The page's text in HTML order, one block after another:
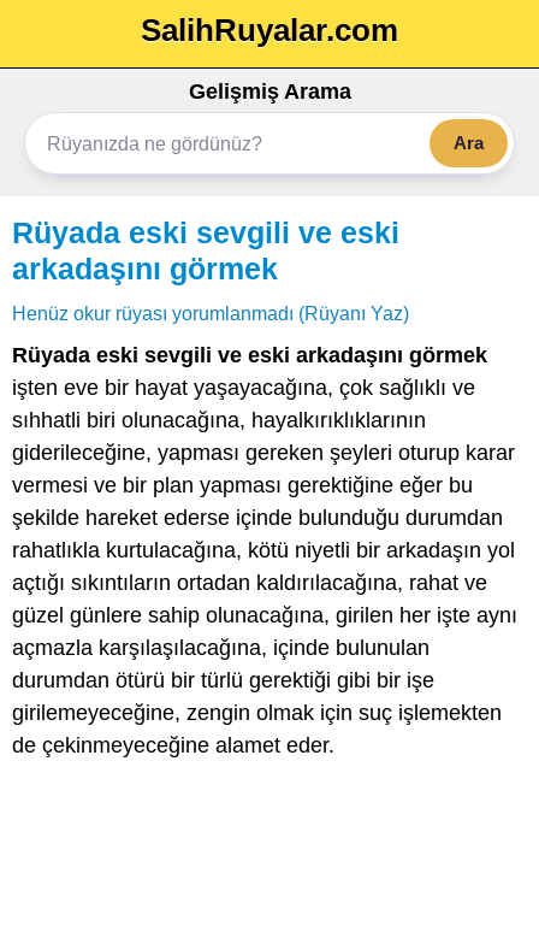
SalihRuyalar.com
Gelişmiş Arama
Ara
Rüyada eski sevgili ve eski
arkadaşını görmek
Henüz okur rüyası yorumlanmadı (Rüyanı Yaz)
Rüyada eski sevgili ve eski arkadaşını görmek
işten eve bir hayat yaşayacağına, çok sağlıklı ve
sıhhatli biri olunacağına, hayalkırıklıklarının
giderileceğine, yapması gereken şeyleri oturup karar
vermesi ve bir plan yapması gerektiğine eğer bu
şekilde hareket ederse içinde bulunduğu durumdan
rahatlıkla kurtulacağına, kötü niyetli bir arkadaşın yol
açtığı sıkıntıların ortadan kaldırılacağına, rahat ve
güzel günlere sahip olunacağına, girilen her işte aynı
açmazla karşılaşılacağına, içinde bulunulan
durumdan ötürü bir türlü gerektiği gibi bir işe
girilemeyeceğine, zengin olmak için suç işlemekten
de çekinmeyeceğine alamet eder.